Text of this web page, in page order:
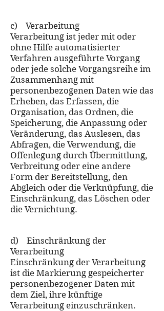
c) Verarbeitung
Verarbeitung ist jeder mit oder
ohne Hilfe automatisierter
Verfahren ausgeführte Vorgang
oder jede solche Vorgangsreihe im
Zusammenhang mit
personenbezogenen Daten wie das
Erheben, das Erfassen, die
Organisation, das Ordnen, die
Speicherung, die Anpassung oder
Veränderung, das Auslesen, das
Abfragen, die Verwendung, die
Offenlegung durch Übermittlung,
Verbreitung oder eine andere
Form der Bereitstellung, den
Abgleich oder die Verknüpfung, die
Einschränkung, das Löschen oder
die Vernichtung.
d) Einschränkung der
Verarbeitung
Einschränkung der Verarbeitung
ist die Markierung gespeicherter
personenbezogener Daten mit
dem Ziel, ihre künftige
Verarbeitung einzuschränken.